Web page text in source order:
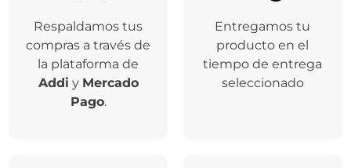
Respaldamos tus
compras a través de
la plataforma de
Addi y Mercado
Pago.
Entregamos tu
producto en el
tiempo de entrega
seleccionado